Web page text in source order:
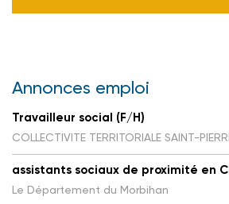
Annonces emploi
Travailleur social (F/H)
COLLECTIVITE TERRITORIALE SAINT-
assistants sociaux de proximité en
Le Département du Morbihan